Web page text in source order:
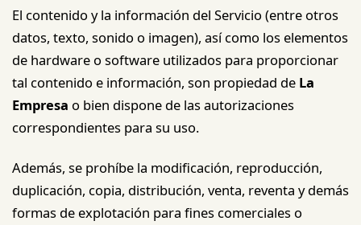
El contenido y la información del Servicio (entre otros
datos, texto, sonido o imagen), así como los elementos
de hardware o software utilizados para proporcionar
tal contenido e información, son propiedad de La
Empresa o bien dispone de las autorizaciones
correspondientes para su uso.
Además, se prohíbe la modificación, reproducción,
duplicación, copia, distribución, venta, reventa y demás
formas de explotación para fines comerciales o